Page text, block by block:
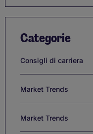
Categorie
Consigli di carriera
Market Trends
Market Trends